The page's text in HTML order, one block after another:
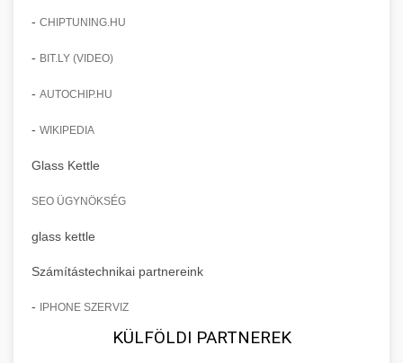
- CHIPTUNING.HU
- BIT.LY (VIDEO)
- AUTOCHIP.HU
- WIKIPEDIA
Glass Kettle
SEO ÜGYNÖKSÉG
glass kettle
Számítástechnikai partnereink
- IPHONE SZERVIZ
KÜLFÖLDI PARTNEREK